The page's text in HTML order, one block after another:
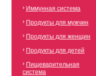
Иммунная система
Продукты для мужчин
Продукты для женщин
Продукты для детей
Пищеварительная
система